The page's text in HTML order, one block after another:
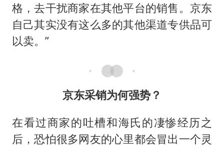
格，去干扰商家在其他平台的销售。京东
自己其实没有这么多的其他渠道专供品可
以卖。”
京东采销为何强势？
在看过商家的吐槽和海氏的凄惨经历之
后，恐怕很多网友的心里都会冒出一个灵